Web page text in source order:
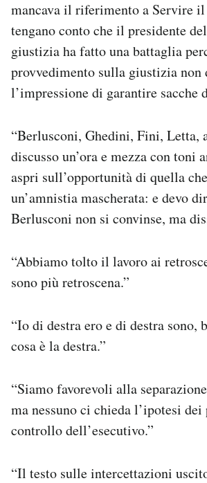
mancava il riferimento a Servire
tengano conto che il presidente
giustizia ha fatto una battaglia
provvedimento sulla giustizia non
l’impressione di garantire sacche
“Berlusconi, Ghedini, Fini, Letta,
discusso un’ora e mezza con toni
aspri sull’opportunità di quella
un’amnistia mascherata: e devo
Berlusconi non si convinse, ma
“Abbiamo tolto il lavoro ai
sono più retroscena.”
“Io di destra ero e di destra sono,
cosa è la destra.”
“Siamo favorevoli alla
ma nessuno ci chieda l’ipotesi
controllo dell’esecutivo.”
“Il testo sulle intercettazioni